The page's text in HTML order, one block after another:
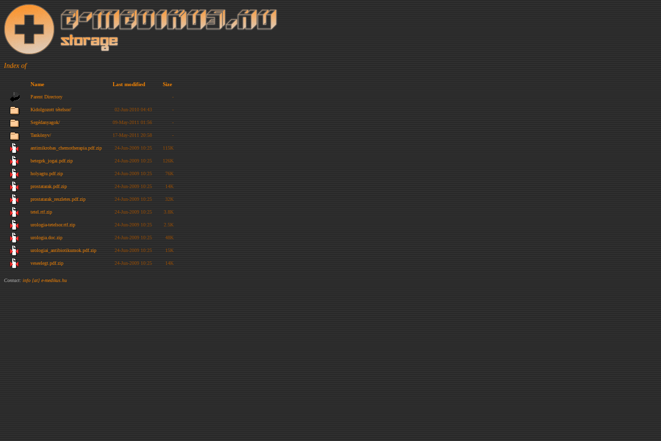
Index of
Name Last modified Size
Parent Directory -
Kidolgozott tételsor/ 02-Jun-2010 04:43 -
Segédanyagok/ 09-May-2011 01:56 -
Tankönyv/ 17-May-2011 20:58 -
antimikrobas_chemotherapia.pdf.zip 24-Jun-2009 10:25 115K
betegek_jogai.pdf.zip 24-Jun-2009 10:25 126K
holyagtu.pdf.zip 24-Jun-2009 10:25 76K
prostatarak.pdf.zip 24-Jun-2009 10:25 14K
prostatarak_reszletes.pdf.zip 24-Jun-2009 10:25 32K
tetel.rtf.zip 24-Jun-2009 10:25 3.8K
urologia-tetelsor.rtf.zip 24-Jun-2009 10:25 2.5K
urologia.doc.zip 24-Jun-2009 10:25 48K
urologiai_antibiotikumok.pdf.zip 24-Jun-2009 10:25 15K
veseelegt.pdf.zip 24-Jun-2009 10:25 14K
Contact: info [at] e-medikus.hu